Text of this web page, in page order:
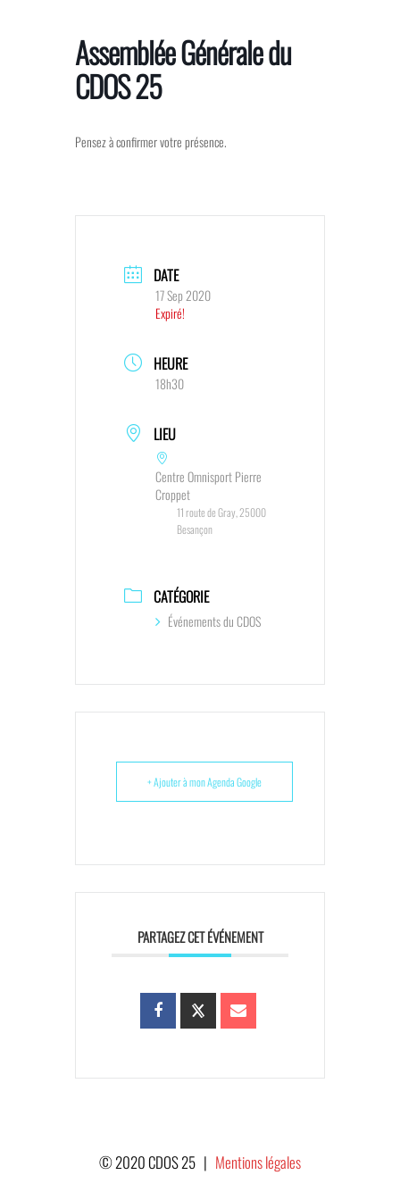
Assemblée Générale du
CDOS 25
Pensez à confirmer votre présence.
DATE
17 Sep 2020
Expiré!
HEURE
18h30
LIEU
Centre Omnisport Pierre
Croppet
11 route de Gray, 25000
Besançon
CATÉGORIE
Événements du CDOS
+ Ajouter à mon Agenda Google
PARTAGEZ CET ÉVÉNEMENT
© 2020 CDOS 25 | Mentions légales